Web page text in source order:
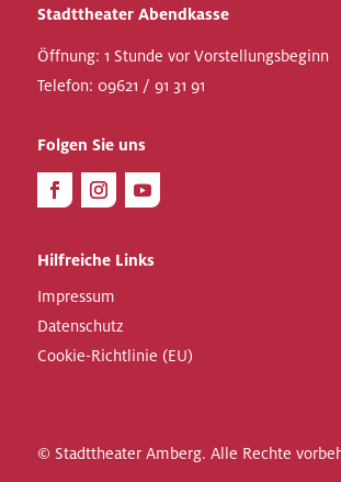
Stadttheater Abendkasse
Öffnung: 1 Stunde vor Vorstellungsbeginn
Telefon: 09621 / 91 31 91
Folgen Sie uns
Hilfreiche Links
Impressum
Datenschutz
Cookie-Richtlinie (EU)
© Stadttheater Amberg. Alle Rechte